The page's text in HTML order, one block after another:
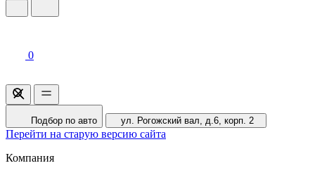
0
Подбор по авто ул. Рогожский вал, д.6, корп. 2
Перейти на старую версию сайта
Компания